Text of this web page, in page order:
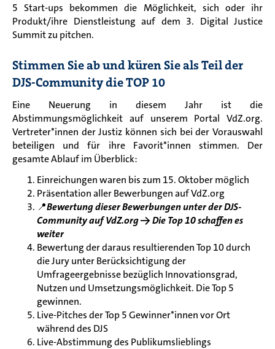
5 Start-ups bekommen die Möglichkeit, sich oder ihr
Produkt/ihre Dienstleistung auf dem 3. Digital Justice
Summit zu pitchen.
Stimmen Sie ab und küren Sie als Teil der
DJS-Community die TOP 10
Eine Neuerung in diesem Jahr ist die
Abstimmungsmöglichkeit auf unserem Portal VdZ.org.
Vertreter*innen der Justiz können sich bei der Vorauswahl
beteiligen und für ihre Favorit*innen stimmen. Der
gesamte Ablauf im Überblick:
Einreichungen waren bis zum 15. Oktober möglich
Präsentation aller Bewerbungen auf VdZ.org
📍Bewertung dieser Bewerbungen unter der DJS-
Community auf VdZ.org -> Die Top 10 schaffen es
weiter
Bewertung der daraus resultierenden Top 10 durch
die Jury unter Berücksichtigung der
Umfrageergebnisse bezüglich Innovationsgrad,
Nutzen und Umsetzungsmöglichkeit. Die Top 5
gewinnen.
Live-Pitches der Top 5 Gewinner*innen vor Ort
während des DJS​
Live-Abstimmung des Publikumslieblings